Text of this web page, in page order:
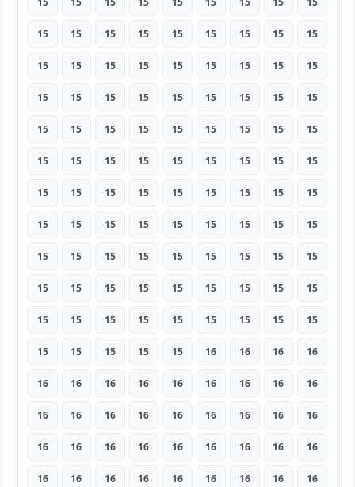
15 15 15 15 15 15 15 15 15
15 15 15 15 15 15 15 15 15
15 15 15 15 15 15 15 15 15
15 15 15 15 15 15 15 15 15
15 15 15 15 15 15 15 15 15
15 15 15 15 15 15 15 15 15
15 15 15 15 15 15 15 15 15
15 15 15 15 15 15 15 15 15
15 15 15 15 15 15 15 15 15
15 15 15 15 15 15 15 15 15
15 15 15 15 15 16 16 16 16
16 16 16 16 16 16 16 16 16
16 16 16 16 16 16 16 16 16
16 16 16 16 16 16 16 16 16
16 16 16 16 16 16 16 16 16